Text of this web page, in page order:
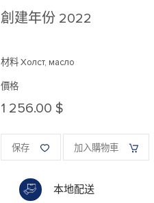
創建年份 2022
材料 Холст, масло
價格
1 256.00 $
保存 加入購物車
本地配送